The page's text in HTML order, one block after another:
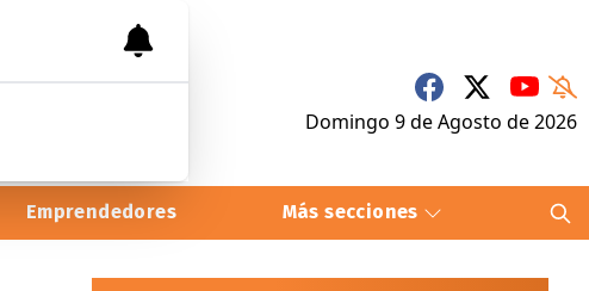
Domingo 9deAgosto de 2026
Emprendedores Más secciones